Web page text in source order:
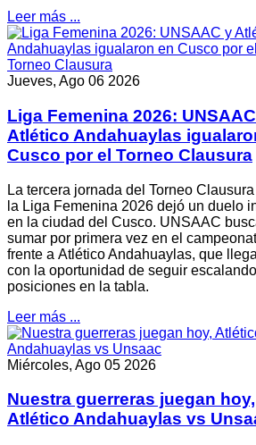
Leer más ...
Jueves, Ago 06 2026
Liga Femenina 2026:
Atlético Andahuaylas
Cusco por el Torneo Clausura
La tercera jornada del Torneo
la Liga Femenina 2026 dejó un duelo
en la ciudad del Cusco. UNSAAC
sumar por primera vez en el
frente a Atlético Andahuaylas, que
con la oportunidad de seguir escalando
posiciones en la tabla.
Leer más ...
Miércoles, Ago 05 2026
Nuestra guerreras juegan hoy,
Atlético Andahuaylas vs